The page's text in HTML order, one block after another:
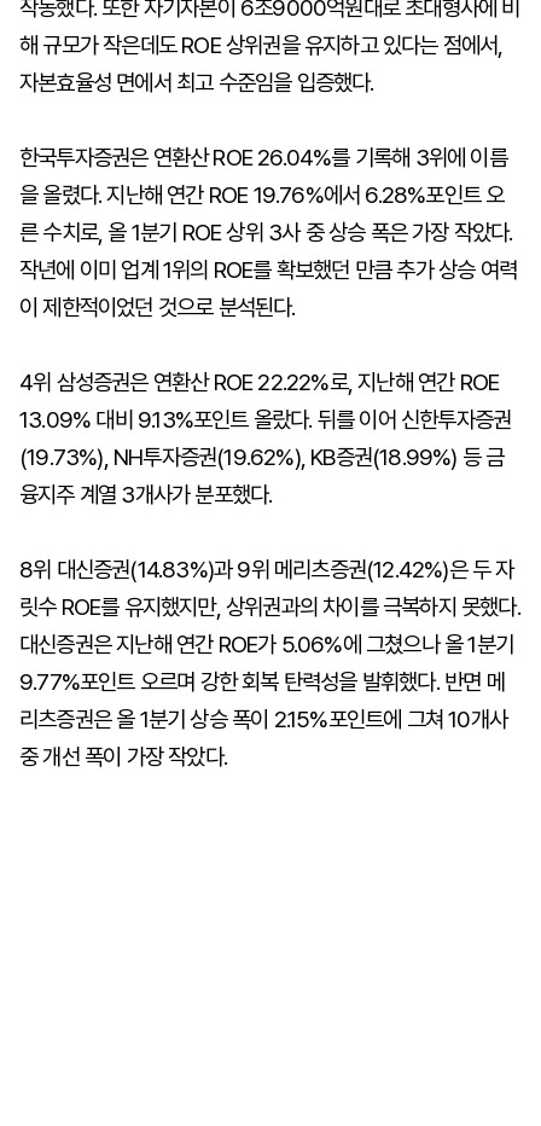
작동했다. 또한 자기자본이 6조9000억원대로 초대형사에 비
해 규모가 작은데도 ROE 상위권을 유지하고 있다는 점에서,
자본효율성 면에서 최고 수준임을 입증했다.
한국투자증권은 연환산 ROE 26.04%를 기록해 3위에 이름
을 올렸다. 지난해 연간 ROE 19.76%에서 6.28%포인트 오
른 수치로, 올 1분기 ROE 상위 3사 중 상승 폭은 가장 작았다.
작년에 이미 업계 1위의 ROE를 확보했던 만큼 추가 상승 여력
이 제한적이었던 것으로 분석된다.
4위 삼성증권은 연환산 ROE 22.22%로, 지난해 연간 ROE
13.09% 대비 9.13%포인트 올랐다. 뒤를 이어 신한투자증권
(19.73%), NH투자증권(19.62%), KB증권(18.99%) 등 금
융지주 계열 3개사가 분포했다.
8위 대신증권(14.83%)과 9위 메리츠증권(12.42%)은 두 자
릿수 ROE를 유지했지만, 상위권과의 차이를 극복하지 못했다.
대신증권은 지난해 연간 ROE가 5.06%에 그쳤으나 올 1분기
9.77%포인트 오르며 강한 회복 탄력성을 발휘했다. 반면 메
리츠증권은 올 1분기 상승 폭이 2.15%포인트에 그쳐 10개사
중 개선 폭이 가장 작았다.